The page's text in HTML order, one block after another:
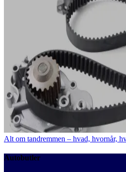
Alt om tandremmen – hvad, hvornår,
Autobutler